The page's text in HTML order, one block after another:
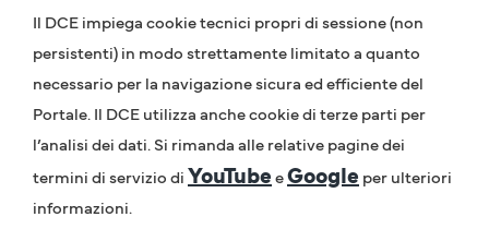
Il DCE impiega cookie tecnici propri di sessione (non
persistenti) in modo strettamente limitato a quanto
necessario per la navigazione sicura ed efficiente del
Portale. Il DCE utilizza anche cookie di terze parti per
l’analisi dei dati. Si rimanda alle relative pagine dei
termini di servizio diYouTubeeGoogle per ulteriori
informazioni.